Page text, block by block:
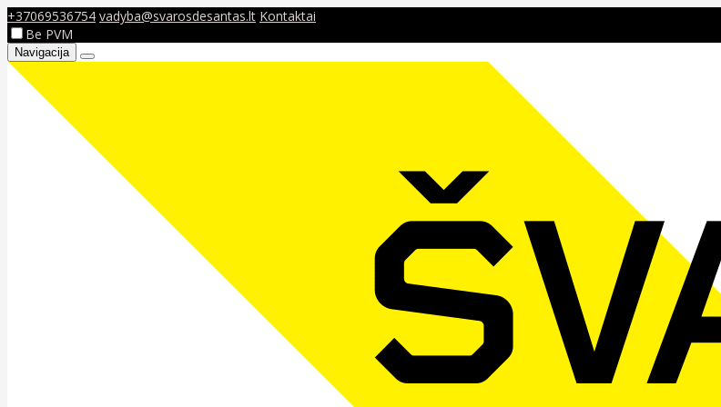
+37069536754 vadyba@svarosdesantas.lt Kontaktai
Be PVM
Navigacija